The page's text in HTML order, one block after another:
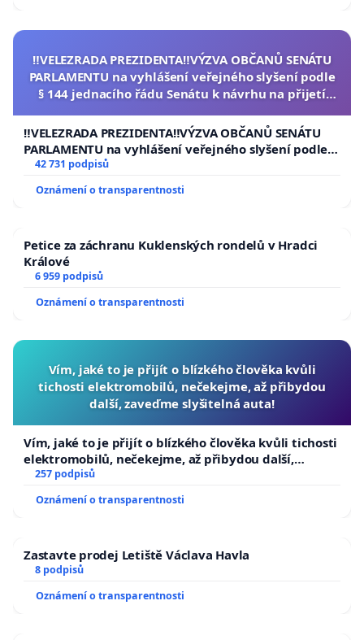
‼️VELEZRADA PREZIDENTA‼️VÝZVA OBČANŮ SENÁTU
PARLAMENTU na vyhlášení veřejného slyšení podle
§ 144 jednacího řádu Senátu k návrhu na přijetí
republiky
‼️VELEZRADA PREZIDENTA‼️VÝZVA OBČANŮ SENÁTU
PARLAMENTU na vyhlášení veřejného slyšení podle §
144 jednacího řádu Senátu k návrhu na přijetí
republiky
42 731 podpisů
Oznámení o transparentnosti
Petice za záchranu Kuklenských rondelů v Hradci
Králové
6 959 podpisů
Oznámení o transparentnosti
Vím, jaké to je přijít o blízkého člověka kvůli
tichosti elektromobilů, nečekejme, až přibydou
další, zaveďme slyšitelná auta!
Vím, jaké to je přijít o blízkého člověka kvůli tichosti
elektromobilů, nečekejme, až přibydou další,
zaveďme slyšitelná auta!
257 podpisů
Oznámení o transparentnosti
Zastavte prodej Letiště Václava Havla
8 podpisů
Oznámení o transparentnosti